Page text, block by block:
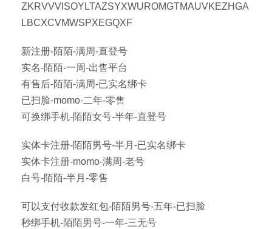
ZKRVVVISOYLTAZSYXWUROMGTMAUVKEZHGA
LBCXCVMWSPXEGQXF
新注册-陌陌-满周-直登号
实名-陌陌-一周-出售平台
有售后-陌陌-满周-已实名绑卡
已扫脸-momo-二年-零售
可换绑手机-陌陌女号-半年-直登号
实体卡注册-陌陌男号-半月-已实名绑卡
实体卡注册-momo-满周-老号
白号-陌陌-半月-零售
可以支付收款发红包-陌陌男号-五年-已扫脸
秒绑手机-陌陌男号-一年-三无号